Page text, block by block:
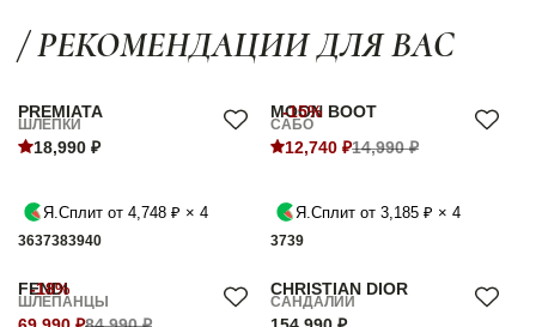
/ РЕКОМЕНДАЦИИ ДЛЯ ВАС
PREMIATA
ШЛЁПКИ
18,990 ₽
Я.Сплит от 4,748 ₽ × 4
3637383940
-15%
MOON BOOT
САБО
12,740 ₽14,990 ₽
Я.Сплит от 3,185 ₽ × 4
3739
-18%
FENDI
ШЛЁПАНЦЫ
CHRISTIAN DIOR
САНДАЛИИ